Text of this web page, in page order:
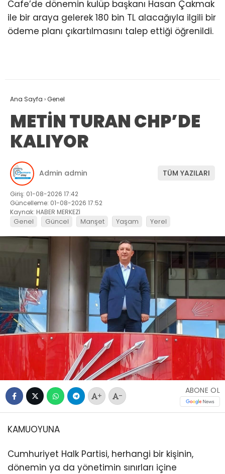
Cafe’de dönemin kulüp başkanı Hasan Çakmak
ile bir araya gelerek 180 bin TL alacağıyla ilgili bir
ödeme planı çıkartılmasını talep ettiği öğrenildi.
Ana Sayfa ›Genel
METİN TURAN CHP’DE
KALIYOR
Admin admin TÜM YAZILARI
Giriş: 01-08-2026 17:42
Güncelleme: 01-08-2026 17:52
Kaynak: HABER MERKEZİ
Genel Güncel Manşet Yaşam Yerel
+ -
ABONE OL
KAMUOYUNA
Cumhuriyet Halk Partisi, herhangi bir kişinin,
dönemin ya da yönetimin sınırları içine